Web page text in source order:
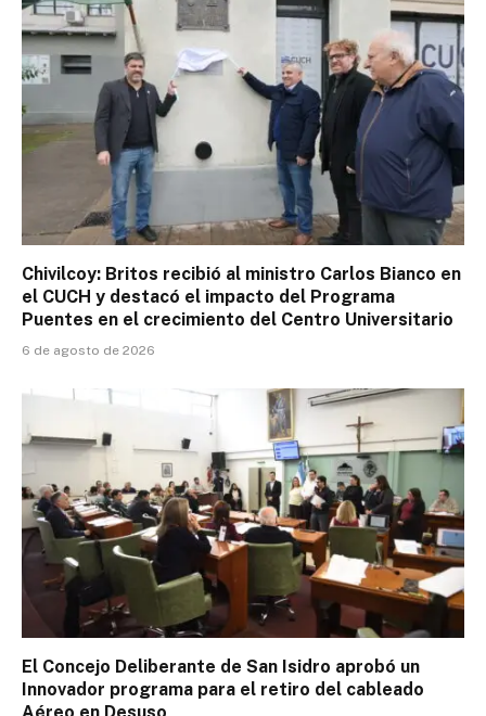
Chivilcoy: Britos recibió al ministro Carlos Bianco en
el CUCH y destacó el impacto del Programa
Puentes en el crecimiento del Centro Universitario
6 de agosto de 2026
El Concejo Deliberante de San Isidro aprobó un
Innovador programa para el retiro del cableado
Aéreo en Desuso